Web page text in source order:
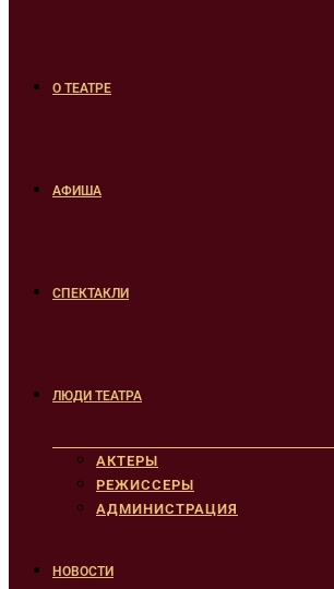
О ТЕАТРЕ
АФИША
СПЕКТАКЛИ
ЛЮДИ ТЕАТРА
АКТЕРЫ
РЕЖИССЕРЫ
АДМИНИСТРАЦИЯ
НОВОСТИ